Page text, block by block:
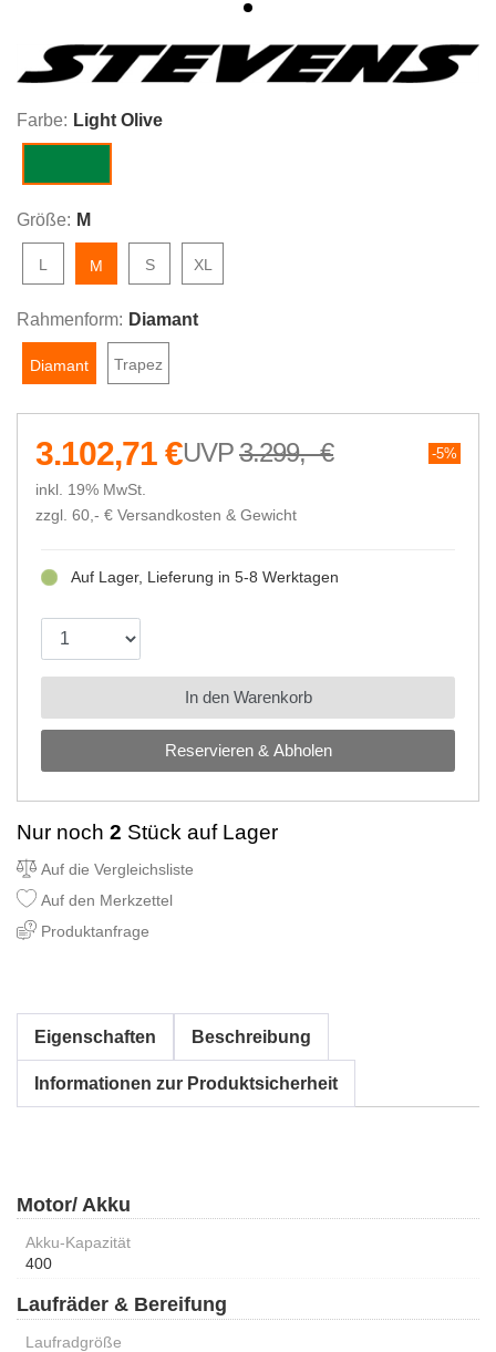
Farbe: Light Olive
Größe: M
L M S XL
Rahmenform: Diamant
Diamant Trapez
3.299,- € 5%
3.102,71 €
inkl. 19% MwSt.
zzgl. 60,- € Versandkosten & Gewicht
Reservieren & Abholen
Auf Lager, Lieferung in 5-8 Werktagen
In den Warenkorb
Nur noch 2 Stück auf Lager
Auf die Vergleichsliste
Auf den Merkzettel
Produktanfrage
Eigenschaften Beschreibung
Informationen zur Produktsicherheit
Motor/ Akku
Akku-Kapazität
400
Laufräder & Bereifung
Laufradgröße